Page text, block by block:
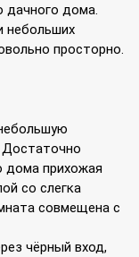
дачного дома.
небольших
просторно.
Достаточно
дома прихожая
со слегка
совмещена с
чёрный вход,